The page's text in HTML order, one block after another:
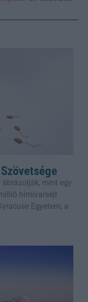
mint egy
hímivarsejt
Egyetem, a